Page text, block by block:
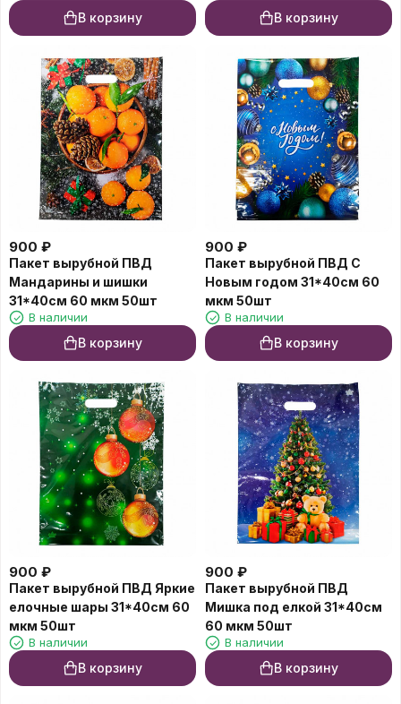
В корзину В корзину
900 ₽
Пакет вырубной ПВД
Мандарины и шишки
31*40см 60 мкм 50шт
В наличии
В корзину
900 ₽
Пакет вырубной ПВД С
Новым годом 31*40см 60
мкм 50шт
В наличии
В корзину
900 ₽
Пакет вырубной ПВД Яркие
елочные шары 31*40см 60
мкм 50шт
В наличии
В корзину
900 ₽
Пакет вырубной ПВД
Мишка под елкой 31*40см
60 мкм 50шт
В наличии
В корзину